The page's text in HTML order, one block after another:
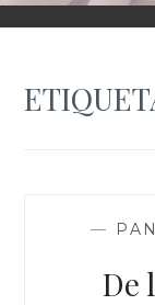
—
De